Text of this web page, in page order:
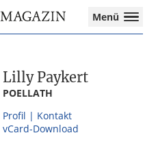
Menü
Lilly Paykert
POELLATH
Profil | Kontakt
vCard-Download